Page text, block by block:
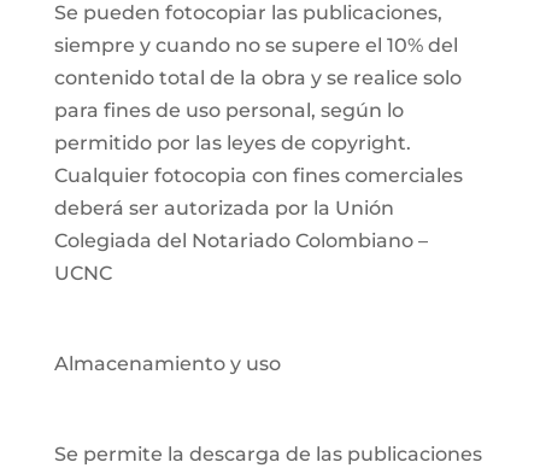
Se pueden fotocopiar las publicaciones,
siempre y cuando no se supere el 10% del
contenido total de la obra y se realice solo
para fines de uso personal, según lo
permitido por las leyes de copyright.
Cualquier fotocopia con fines comerciales
deberá ser autorizada por la Unión
Colegiada del Notariado Colombiano –
UCNC
Almacenamiento y uso
Se permite la descarga de las publicaciones